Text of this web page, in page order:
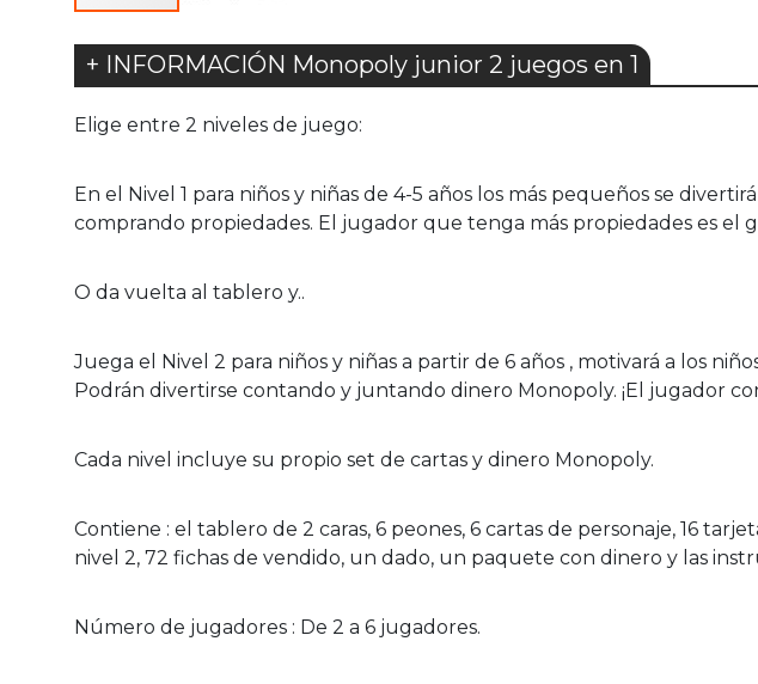
+ INFORMACIÓN Monopoly junior 2 juegos en 1
Elige entre 2 niveles de juego:
En el Nivel 1 para niños y niñas de 4-5 años los más pequeños se
comprando propiedades. El jugador que tenga más propiedades es el
O da vuelta al tablero y..
Juega el Nivel 2 para niños y niñas a partir de 6 años , motivará a los
Podrán divertirse contando y juntando dinero Monopoly. ¡El jugador
Cada nivel incluye su propio set de cartas y dinero Monopoly.
Contiene : el tablero de 2 caras, 6 peones, 6 cartas de personaje, 16
nivel 2, 72 fichas de vendido, un dado, un paquete con dinero y las
Número de jugadores : De 2 a 6 jugadores.